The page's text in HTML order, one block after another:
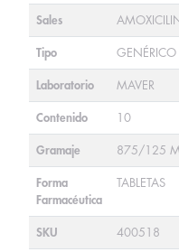
Sales
Tipo GENÉRICO
Laboratorio MAVER
Contenido 10
Gramaje 875/125
Forma
Farmacéutica
TABLETAS
SKU 400518